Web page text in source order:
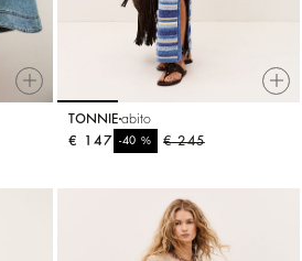
TONNIE abito
€ 245
-40%
€ 147